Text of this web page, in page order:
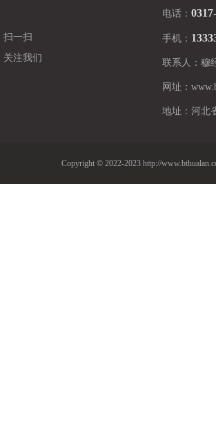
扫一扫
关注我们
电话：
手机：
联系人： 穆
网址：
地址： 河北
Copyright © 2022-2023 http://